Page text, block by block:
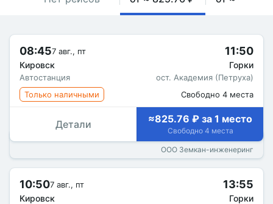
08:457 авг., пт
Кировск
Автостанция
11:50
Горки
ост. Академия (Петруха)
Только наличными
Свободно 4 места
Детали ≈825.76 ₽ за 1 место
Свободно 4 места
ООО Земкан-инженеринг
10:507 авг., пт
Кировск
13:55
Горки